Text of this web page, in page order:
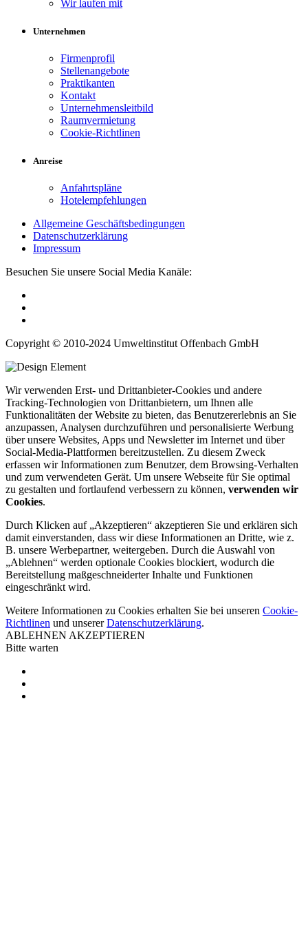
Wir laufen mit
Unternehmen
Firmenprofil
Stellenangebote
Praktikanten
Kontakt
Unternehmensleitbild
Raumvermietung
Cookie-Richtlinen
Anreise
Anfahrtspläne
Hotelempfehlungen
Allgemeine Geschäftsbedingungen
Datenschutzerklärung
Impressum
Besuchen Sie unsere Social Media Kanäle:
Copyright © 2010-2024 Umweltinstitut Offenbach GmbH
Wir verwenden Erst- und Drittanbieter-Cookies und andere
Tracking-Technologien von Drittanbietern, um Ihnen alle
Funktionalitäten der Website zu bieten, das Benutzererlebnis an Sie
anzupassen, Analysen durchzuführen und personalisierte Werbung
über unsere Websites, Apps und Newsletter im Internet und über
Social-Media-Plattformen bereitzustellen. Zu diesem Zweck
erfassen wir Informationen zum Benutzer, dem Browsing-Verhalten
und zum verwendeten Gerät. Um unsere Webseite für Sie optimal
zu gestalten und fortlaufend verbessern zu können, verwenden wir
Cookies.
Durch Klicken auf „Akzeptieren“ akzeptieren Sie und erklären sich
damit einverstanden, dass wir diese Informationen an Dritte, wie z.
B. unsere Werbepartner, weitergeben. Durch die Auswahl von
„Ablehnen“ werden optionale Cookies blockiert, wodurch die
Bereitstellung maßgeschneiderter Inhalte und Funktionen
eingeschränkt wird.
Weitere Informationen zu Cookies erhalten Sie bei unseren Cookie-
Richtlinen und unsererDatenschutzerklärung.
ABLEHNEN AKZEPTIEREN
Bitte warten